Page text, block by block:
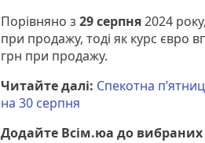
Порівняно з 29 серпня2024
при продажу, тоді як курс євро
грн при продажу.
Читайте далі: Спекотна
на 30 серпня
Додайте Всім.юа до